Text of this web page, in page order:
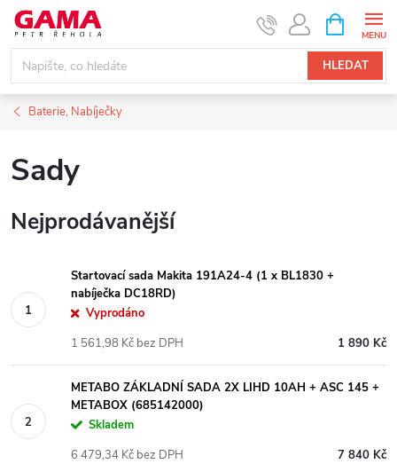
Přejít
obsah
HLEDAT
NÁKUPNÍ
KOŠÍK
Baterie, Nabíječky
Sady
Nejprodávanější
Startovací sada Makita 191A24-4 (1 x BL1830 +
nabíječka DC18RD)
Vyprodáno
1 890 Kč
1 561,98 Kč bez DPH
METABO ZÁKLADNÍ SADA 2X LIHD 10AH + ASC 145 +
METABOX (685142000)
Skladem
7 840 Kč
6 479,34 Kč bez DPH